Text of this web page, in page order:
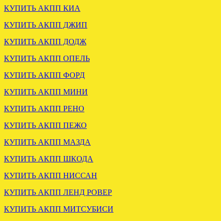
Отправлена АКПП ФОРД
МОНДЕО 3 2.0 БЕНЗИН
ОТПРАВЛЕНА АКПП
4R55E
КУПИТЬ АКПП КИА
КУПИТЬ АКПП ДЖИП
КУПИТЬ АКПП ДОДЖ
КУПИТЬ АКПП ОПЕЛЬ
КУПИТЬ АКПП ФОРД
КУПИТЬ АКПП МИНИ
КУПИТЬ АКПП РЕНО
КУПИТЬ АКПП ПЕЖО
КУПИТЬ АКПП МАЗДА
КУПИТЬ АКПП ШКОДА
КУПИТЬ АКПП НИССАН
КУПИТЬ АКПП ЛЕНД РОВЕР
КУПИТЬ АКПП МИТСУБИСИ